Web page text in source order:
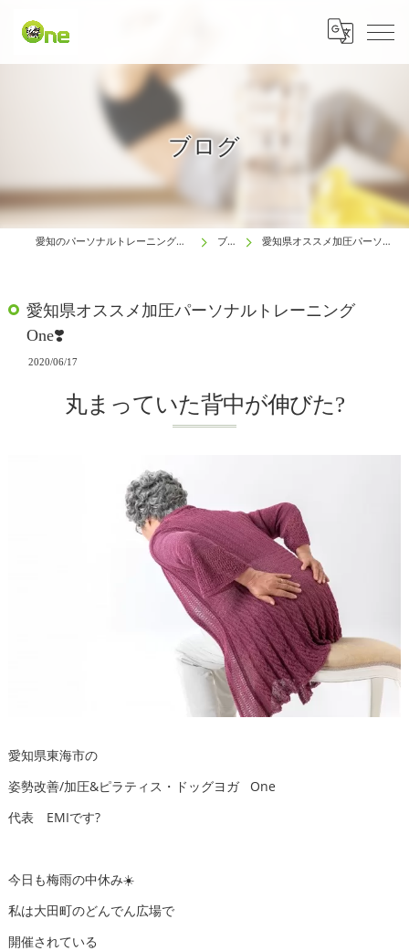
ブログ
愛知のパーソナルトレーニングは生涯動ける体研究所 One ブログ 愛知県オススメ加圧パーソナルトレーニング One❣️
愛知県オススメ加圧パーソナルトレーニング
One❣️
2020/06/17
丸まっていた背中が伸びた?
愛知県東海市の
姿勢改善/加圧&ピラティス・ドッグヨガ One
代表 EMIです?
今日も梅雨の中休み☀️
私は大田町のどんでん広場で
開催されている